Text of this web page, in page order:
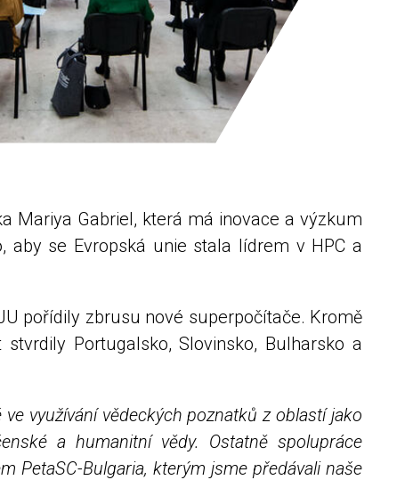
Mariya Gabriel, která má inovace a výzkum
aby se Evropská unie stala lídrem v HPC a
pořídily zbrusu nové superpočítače. Kromě
Portugalsko, Slovinsko, Bulharsko a
využívání vědeckých poznatků z oblastí jako
a humanitní vědy. Ostatně spolupráce
PetaSC-Bulgaria, kterým jsme předávali naše